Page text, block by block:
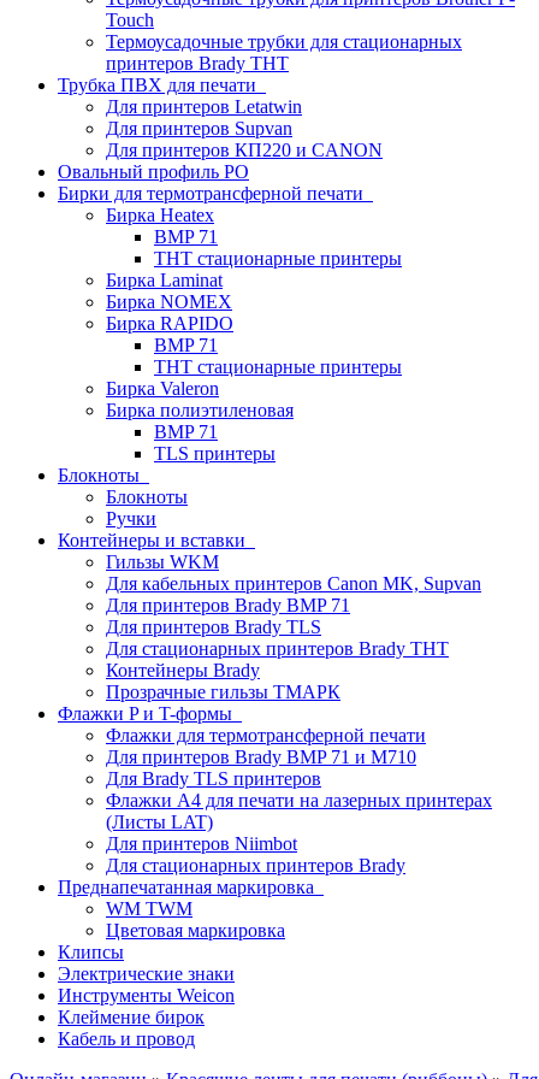
Touch
Термоусадочные трубки для стационарных
принтеров Brady THT
Трубка ПВХ для печати
Для принтеров Letatwin
Для принтеров Supvan
Для принтеров КП220 и CANON
Овальный профиль PO
Бирки для термотрансферной печати
Бирка Heatex
BMP 71
THT стационарные принтеры
Бирка Laminat
Бирка NOMEX
Бирка RAPIDO
BMP 71
THT стационарные принтеры
Бирка Valeron
Бирка полиэтиленовая
BMP 71
TLS принтеры
Блокноты
Блокноты
Ручки
Контейнеры и вставки
Гильзы WKM
Для кабельных принтеров Canon MK, Supvan
Для принтеров Brady BMP 71
Для принтеров Brady TLS
Для стационарных принтеров Brady THT
Контейнеры Brady
Прозрачные гильзы ТМАРК
Флажки P и T-формы
Флажки для термотрансферной печати
Для принтеров Brady BMP 71 и M710
Для Brady TLS принтеров
Флажки A4 для печати на лазерных принтерах
(Листы LAT)
Для принтеров Niimbot
Для стационарных принтеров Brady
Преднапечатанная маркировка
WM TWM
Цветовая маркировка
Клипсы
Электрические знаки
Инструменты Weicon
Клеймение бирок
Кабель и провод